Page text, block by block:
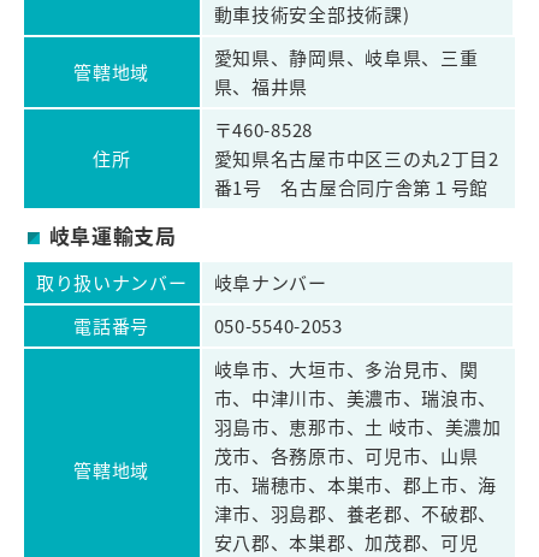
動車技術安全部技術課)
管轄地域
愛知県、静岡県、岐阜県、三重
県、福井県
住所
〒460-8528
愛知県名古屋市中区三の丸2丁目2
番1号 名古屋合同庁舎第１号館
岐阜運輸支局
取り扱いナンバー
岐阜ナンバー
電話番号
050-5540-2053
管轄地域
岐阜市、大垣市、多治見市、関
市、中津川市、美濃市、瑞浪市、
羽島市、恵那市、土 岐市、美濃加
茂市、各務原市、可児市、山県
市、瑞穂市、本巣市、郡上市、海
津市、羽島郡、養老郡、不破郡、
安八郡、本巣郡、加茂郡、可児